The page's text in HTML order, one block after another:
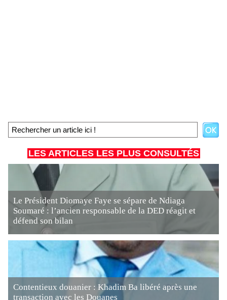
LES ARTICLES LES PLUS CONSULTÉS
Le Président Diomaye Faye se sépare de Ndiaga
Soumaré : l’ancien responsable de la DED réagit et
défend son bilan
Contentieux douanier : Khadim Ba libéré après une
transaction avec les Douanes